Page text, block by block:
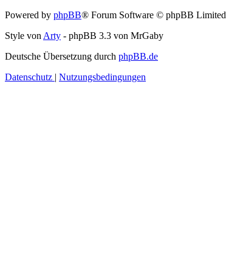
Powered by phpBB® Forum Software © phpBB Limited
Style von Arty - phpBB 3.3 von MrGaby
Deutsche Übersetzung durch phpBB.de
Datenschutz | Nutzungsbedingungen